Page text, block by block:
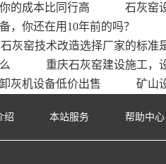
的成本比同行高
石灰窑
，你还在用10年前的吗？
石灰窑技术改造选择厂家的标准
重庆石灰窑建设施工，
灰机设备低价出售
矿山
绍 本站服务 帮助中心